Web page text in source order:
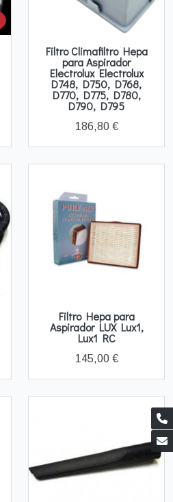
Filtro Climafiltro Hepa
para Aspirador
Electrolux Electrolux
D748, D750, D768,
D770, D775, D780,
D790, D795
186,80 €
Filtro Hepa para
Aspirador LUX Lux1,
Lux1 RC
145,00 €